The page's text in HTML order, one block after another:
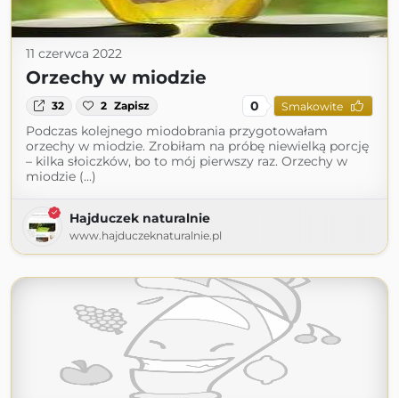
11 czerwca 2022
Orzechy w miodzie
32 2 Zapisz 0 Smakowite
Podczas kolejnego miodobrania przygotowałam
orzechy w miodzie. Zrobiłam na próbę niewielką porcję
– kilka słoiczków, bo to mój pierwszy raz. Orzechy w
miodzie (...)
Hajduczek naturalnie
www.hajduczeknaturalnie.pl